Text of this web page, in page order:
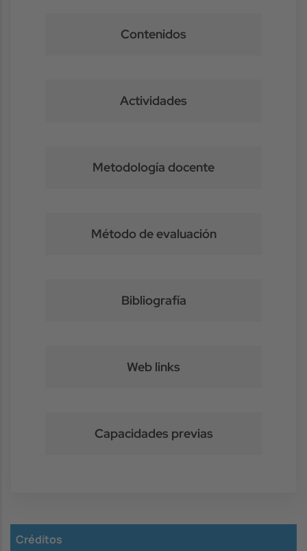
Contenidos
Actividades
Metodología docente
Método de evaluación
Bibliografía
Web links
Capacidades previas
Créditos